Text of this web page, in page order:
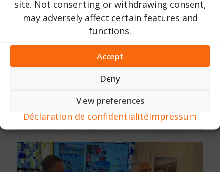
site. Not consenting or withdrawing consent,
may adversely affect certain features and
functions.
Accept
Deny
View preferences
Déclaration de confidentialitéImpressum